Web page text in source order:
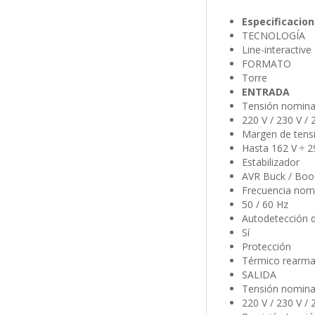
TECNOLOGÍA
Line-interactive
FORMATO
Torre
ENTRADA
Tensión
220 V / 230 V /
Margen de
Hasta 162 V ÷
Estabilizador
AVR Buck /
Frecuencia
50 / 60 Hz
Autodetección
Sí
Protección
Térmico
SALIDA
Tensión
220 V / 230 V /